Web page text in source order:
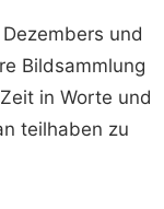
und
Bildsammlung
in Worte und
teilhaben zu